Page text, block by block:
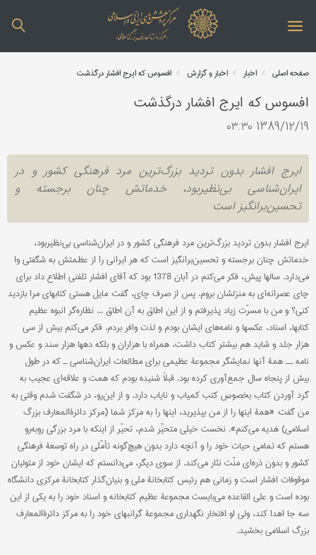
صفحه اصلی اخبار اخبار و گزارش افسوس که ایرج افشار درگذشت
افسوس که ایرج افشار درگذشت
1389/12/19 ۰۳:۳۰
ایرج افشار بدون تردید بزرگ‌ترین مرد فرهنگی کشور و در
ایران‌شناسی بی‌نظیربود، خدماتش چنان برجسته و
تحسین‌برانگیز است
ایرج افشار بدون تردید بزرگ‌ترین مرد فرهنگی کشور و در ایران‌شناسی بی‌نظیربود،
خدماتش چنان برجسته و تحسین‌برانگیز است که هر ایرانی را از عظمتش به شگفتی وا
می‌دارد. سالها پیش، فکر می‌کنم در آبان 1378 بود که آقای افشار تلفنی اطلاع داد برای
چای عصرانه‌ای به منزلشان بروم. پس از صرف چای، گفت: مایل هستی کتابهای مرا بازدید
کنی؟ و من با مسرّت زیاد پذیرفتم و از این اطاق به آن اطاق ... نظاره‌گر انبوه عظیم
کتابها، اسناد، عکسها و نامه‌های ایشان بودم و لذت وافر بردم. فکر می‌کنم بیش از سی
هزار جلد و شاید هم بیشتر کتاب داشت، همراه با هزاران و بلکه دهها هزار سند و عکس و
نامه ــ همۀ آنها نمایشگر مجموعۀ عظیمی برای مطالعات ایران‌شناسی ـ که در طول
بیش از پنجاه سال جمع‌آوری کرده بود. قبلاً شنیده بودم که همت و علاقه‌ای عجیب به
گرد آوردن کتاب بخصوص کتب کمیاب و نایاب دارد. و از این‌رو، در شگفت شدم وقتی به
من گفت: «همۀ اینها را از من بپذیرید، اینها را به مرکز شما (مرکز دائرةالمعارف بزرگ
اسلامی) هدیه می‌کنم». نخست خیلی متحیّر شدم، تحیّر از اینکه با مرد بزرگی روبه‌رو
هستم که تمامی حیات خود را و آنچه دارد بدون هیچ‌گونه تأمّلی در راه توسعۀ فرهنگی
کشور و بدون ذره‌ای منّت نثار می‌کند. از سوی دیگر، می‌دانستم که ایشان خود از متولیان
موقوفات افشار است و زمانی هم رئیس کتابخانۀ ملی و بنیان‌گذار کتابخانۀ مرکزی دانشگاه
بوده است و علی القاعده می‌بایست مجموعۀ عظیم کتابخانه و اسناد خود را به یکی از این
سه جا اهدا کند، ولی او افتخار نگهداری مجموعۀ گرانبهای خود را به مرکز دائرةالمعارف
بزرگ اسلامی بخشید.